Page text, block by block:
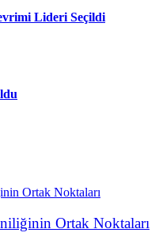
Lideri Seçildi
Ortak Noktaları